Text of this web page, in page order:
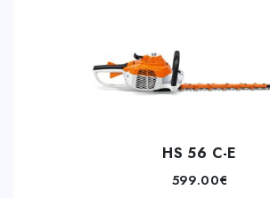
HS 56 C-E
599.00€